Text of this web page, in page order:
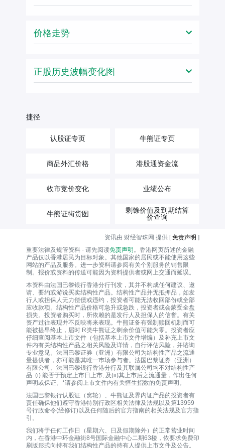
价格走势
正股历史波幅变化图
捷径
认股证专页 牛熊证专页
商品外汇价格 港股通资金流
收市竞价变化 业绩公布
牛熊证街货图
剩馀价值及到期结算
价查询
资讯由 财经智珠网 提供 [免责声明 ]
重要法律及规管资料 - 请先阅读免责声明 。香港网页所述的金融
产品仅以香港居民为目标对象。其他国家的居民或不能使用这些
网站的产品及服务。进一步资料请参阅有关个别服务的销售限
制。报价或资料的传送可能因为资料提供者或网上交通而延误。
本资料由法国巴黎银行香港分行刊发，其并不构成任何建议、邀
请、要约或游说买卖结构性产品。结构性产品并无抵押品，如发
行人或担保人无力偿债或违约，投资者可能无法收回部份或全部
应收款项。结构性产品价格可急升或急跌，投资者或会蒙受全盘
损失。投资者购买时，所依赖的是发行人及担保人的信誉。有关
资产过往表现并不反映将来表现。牛熊证备有强制赎回机制而可
能被提早终止，届时 R类牛熊证之剩余价值可能为零。投资者应
仔细查阅基本上市文件（包括基本上市文件增编）及补充上市文
件内有关结构性产品之相关风险及详情，自行评估风险，并谘询
专业意见。法国巴黎证券（亚洲）有限公司为结构性产品之流通
量提供者，亦可能是其唯一巿场参与者。法国巴黎证券（亚洲）
有限公司、法国巴黎银行香港分行及其联属公司均不对结构性产
品: (i) 能否于预定上市日上市; 及(ii)其上市后之流通量，作出任何
声明或保证。*请参阅上市文件内有关恒生指数的免责声明。
法国巴黎银行认股证（窝轮）、牛熊证及界内证产品的投资者有
责任确保他们遵守香港特别行政区相关法律及法规以及第13959
号行政命令(经修订)以及任何随后的官方指南的相关法规及官方指
引。
我们将于任何工作日（星期六、日及假期除外）的正常营业时间
内，在香港中环金融街8号国际金融中心二期63楼，依要求免费印
刷版形式向持有我们结构性产品的持有人提供上市文件及公告。